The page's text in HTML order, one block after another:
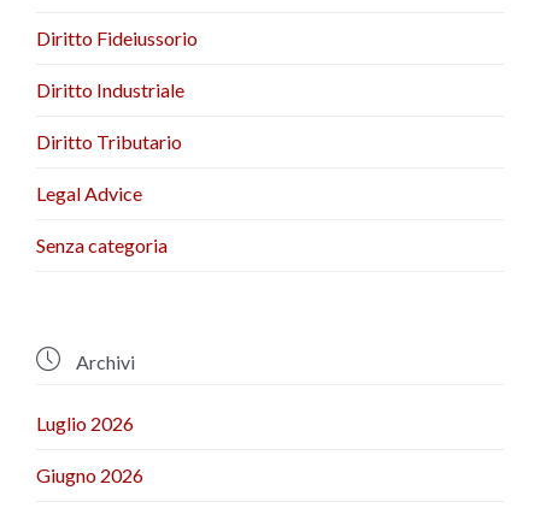
Diritto Fideiussorio
Diritto Industriale
Diritto Tributario
Legal Advice
Senza categoria
 Archivi
Luglio 2026
Giugno 2026